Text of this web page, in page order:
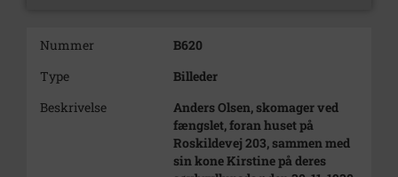
Nummer
B620
Type
Billeder
Beskrivelse
Anders Olsen, skomager ved
fængslet, foran huset på
Roskildevej 203, sammen med
sin kone Kirstine på deres